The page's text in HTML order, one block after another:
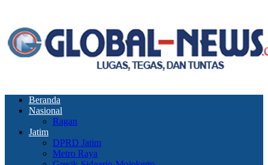
Beranda
Nasional
Ragan
Jatim
DPRD Jatim
Metro Raya